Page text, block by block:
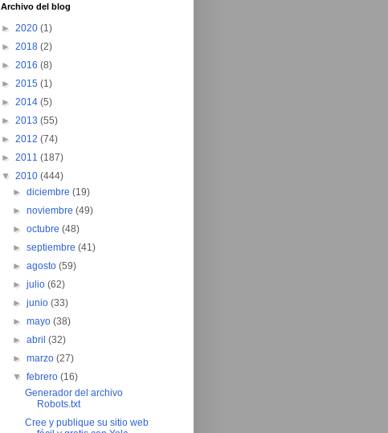
Archivo del blog
► 2020 (1)
► 2018 (2)
► 2016 (8)
► 2015 (1)
► 2014 (5)
► 2013 (55)
► 2012 (74)
► 2011 (187)
▼ 2010 (444)
►diciembre(19)
►noviembre(49)
►octubre(48)
►septiembre(41)
►agosto(59)
►julio(62)
►junio(33)
►mayo(38)
►abril(32)
►marzo(27)
▼febrero(16)
Generador del archivo
Robots.txt
Cree y publique su sitio web